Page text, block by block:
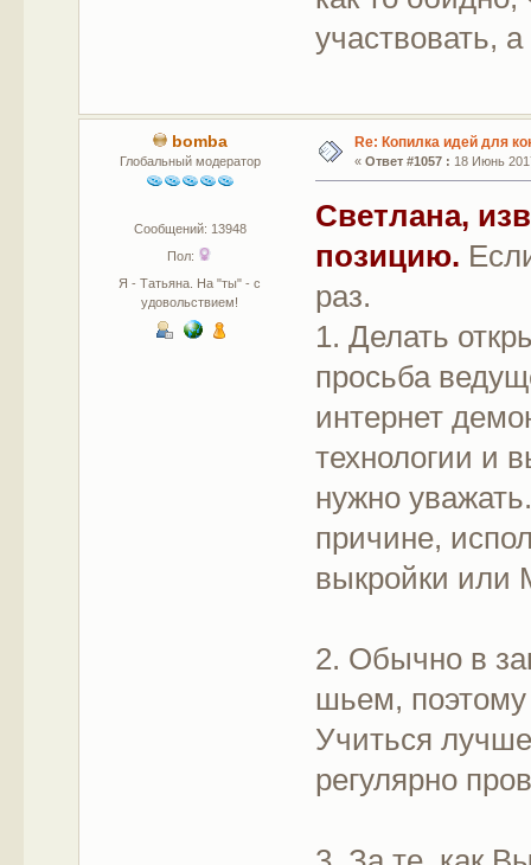
участвовать,
bomba
Глобальный модератор
Сообщений: 13948
Пол:
Я - Татьяна. На "ты" - с
удовольствием!
Re: Копилка идей для
« Ответ #1057 : 18 Июнь
Светлана,
позицию.
раз.
1. Делать
просьба
интернет
технологии и
нужно
причине,
выкройки или
2. Обычно в
шьем, поэтому
Учиться
регулярно